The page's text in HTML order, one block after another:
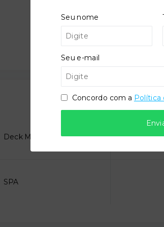
Deck Molhado Depósito
SPA
Seu nome
Seu e-mail
Concordo com a Política